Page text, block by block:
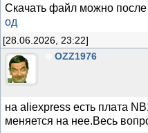
Скачать файл можно после
од
[28.06.2026, 23:22]
OZZ1976
на aliexpress есть плата
меняется на нее.Весь